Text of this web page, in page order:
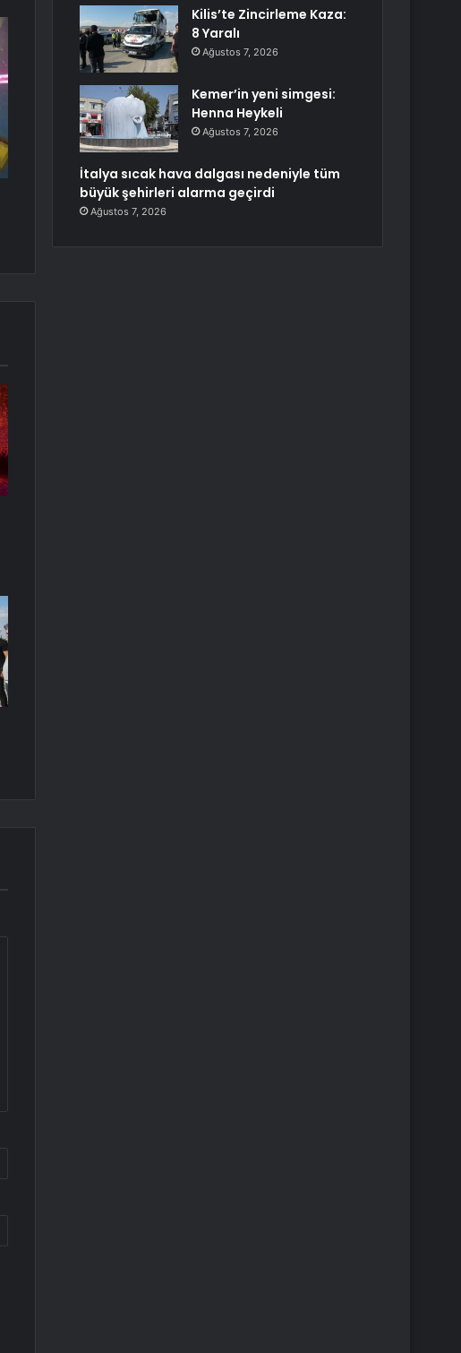
Kilis’te Zincirleme Kaza:
8 Yaralı
Ağustos 7, 2026
Kemer’in yeni simgesi:
Henna Heykeli
Ağustos 7, 2026
İtalya sıcak hava dalgası nedeniyle tüm
büyük şehirleri alarma geçirdi
Ağustos 7, 2026